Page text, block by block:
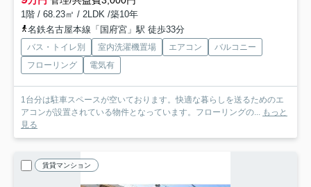
1階 / 68.23㎡ / 2LDK /築10年
名鉄名古屋本線「国府宮」駅 徒歩33分
バス・トイレ別 室内洗濯機置場 エアコン
バルコニー
フローリング
電気有
1台分は駐車スペースが空いております。快適な暮らしを送るためのエ
アコンが設置されている物件となっています。フローリングの... もっと
見る
賃貸マンション